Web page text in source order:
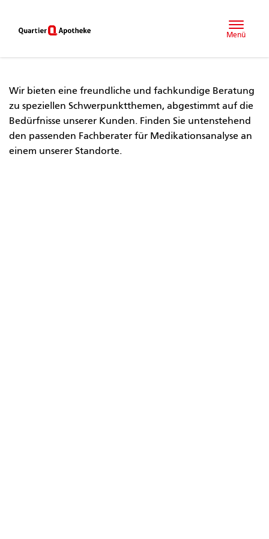
Menü
Wir bieten eine freundliche und fachkundige Beratung
zu speziellen Schwerpunktthemen, abgestimmt auf die
Bedürfnisse unserer Kunden. Finden Sie untenstehend
den passenden Fachberater für Medikationsanalyse an
einem unserer Standorte.